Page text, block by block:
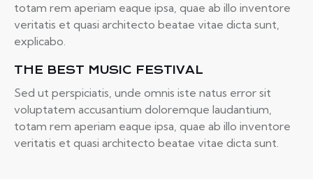
totam rem aperiam eaque ipsa, quae ab illo inventore
veritatis et quasi architecto beatae vitae dicta sunt,
explicabo.
THE BEST MUSIC FESTIVAL
Sed ut perspiciatis, unde omnis iste natus error sit
voluptatem accusantium doloremque laudantium,
totam rem aperiam eaque ipsa, quae ab illo inventore
veritatis et quasi architecto beatae vitae dicta sunt.